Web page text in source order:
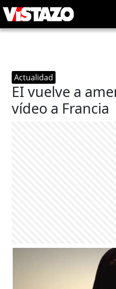
Actualidad
EI vuelve a
vídeo a Francia